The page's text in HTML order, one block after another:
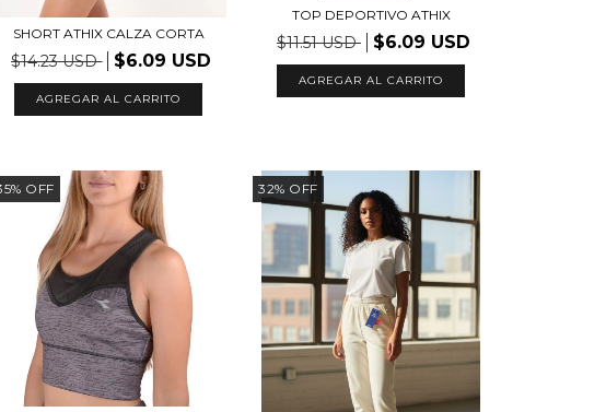
SHORT ATHIX CALZA CORTA
$14.23 USD $6.09 USD
AGREGAR AL CARRITO
TOP DEPORTIVO ATHIX
$11.51 USD $6.09 USD
AGREGAR AL CARRITO
% OFF 32% OFF